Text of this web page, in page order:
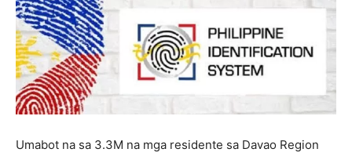
Umabot na sa 3.3M na mga residente sa Davao Region